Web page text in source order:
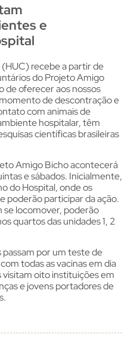
e
recebe a partir de
do Projeto Amigo
de oferecer aos nossos
de descontração e
com animais de
hospitalar, têm
científicas brasileiras
Amigo Bicho acontecerá
e sábados. Inicialmente,
do Hospital, onde os
poderão participar da ação.
se locomover, poderão
quartos das unidades 1, 2
passam por um teste de
todas as vacinas em dia
oito instituições em
e jovens portadores de